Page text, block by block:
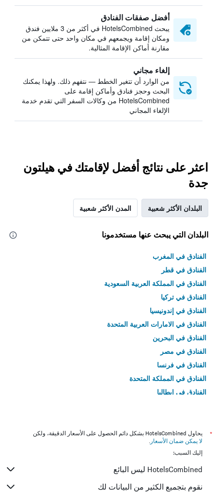
أفضل صفقات الفنادق
يبحث HotelsCombined في أكثر من 3 ملايين فندق
ومكان إقامة ويجمعهم في مكان واحد حتى تتمكن من
مقارنة أماكن الإقامة المثالية.
إلغاء مجاني
من الوارد أن تتغير الخطط — نتفهم ذلك. ولهذا يمكنك
البحث وحجز فنادق وأماكن إقامة على
HotelsCombined من وكالات السفر التي تقدم خدمة
الإلغاء المجاني
اعثر على نتائج أفضل لإقامتك في هيلتون
جدة
البلدان الأكثر شعبية المدن الأكثر شعبية
البلدان التي يبحث عنها مستخدمونا
الفنادق في المغرب
الفنادق في قطر
الفنادق في المملكة العربية السعودية
الفنادق في تركيا
الفنادق في إندونيسيا
الفنادق في الامارات العربية المتحدة
الفنادق في البحرين
الفنادق في مصر
الفنادق في فرنسا
الفنادق في المملكة المتحدة
الفنادق في إيطاليا
*
يحاول HotelsCombined بشكل دائم الحصول على الأسعار الدقيقة، ولكن
لا يمكن ضمان الأسعار .
إليك السبب:
HotelsCombined ليس البائع
نقوم بتجميع الكثير من البيانات لك